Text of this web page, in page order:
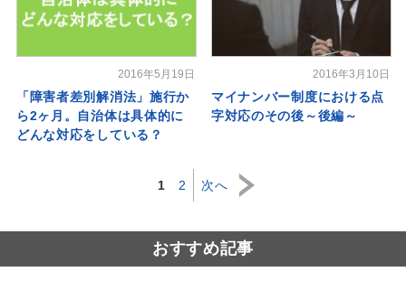
2016年5月19日
「障害者差別解消法」施行か
ら2ヶ月。自治体は具体的に
どんな対応をしている？
2016年3月10日
マイナンバー制度における点
字対応のその後～後編～
1 2 次へ
おすすめ記事